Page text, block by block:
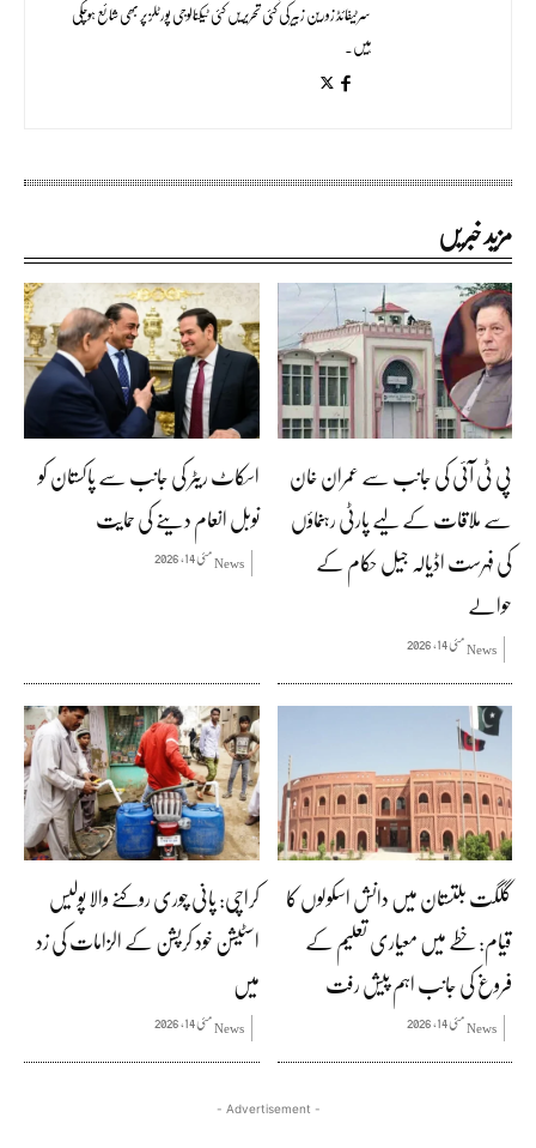
سرٹیفائڈ زورین زبیر کی کئی تحریریں کئی ٹیکنالوجی پورٹلز پر بھی شائع ہوچکی
ہیں۔
مزید خبریں
پی ٹی آئی کی جانب سے عمران خان
سے ملاقات کے لیے پارٹی رہنماؤں
کی فہرست اڈیالہ جیل حکام کے
حوالے
Newsمئی 14, 2026
اسکاٹ ریٹر کی جانب سے پاکستان کو
نوبل انعام دینے کی حمایت
Newsمئی 14, 2026
گلگت بلتستان میں دانش اسکولوں کا
قیام: خطے میں معیاری تعلیم کے
فروغ کی جانب اہم پیش رفت
Newsمئی 14, 2026
کراچی: پانی چوری روکنے والا پولیس
اسٹیشن خود کرپشن کے الزامات کی زد
میں
Newsمئی 14, 2026
- Advertisement -